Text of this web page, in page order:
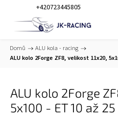
+420723445805
Domů / ALU kola - racing /
ALU kolo 2Forge ZF8, velikost 11x20,
ALU kolo 2Forge
5x100 - ET 10 až 25